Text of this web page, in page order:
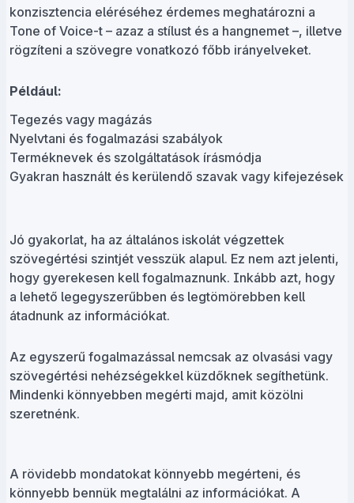
konzisztencia eléréséhez érdemes meghatározni a
Tone of Voice-t – azaz a stílust és a hangnemet –, illetve
rögzíteni a szövegre vonatkozó főbb irányelveket.
Például:
Tegezés vagy magázás
Nyelvtani és fogalmazási szabályok
Terméknevek és szolgáltatások írásmódja
Gyakran használt és kerülendő szavak vagy kifejezések
Jó gyakorlat, ha az általános iskolát végzettek
szövegértési szintjét vesszük alapul. Ez nem azt jelenti,
hogy gyerekesen kell fogalmaznunk. Inkább azt, hogy
a lehető legegyszerűbben és legtömörebben kell
átadnunk az információkat.
Az egyszerű fogalmazással nemcsak az olvasási vagy
szövegértési nehézségekkel küzdőknek segíthetünk.
Mindenki könnyebben megérti majd, amit közölni
szeretnénk.
A rövidebb mondatokat könnyebb megérteni, és
könnyebb bennük megtalálni az információkat. A